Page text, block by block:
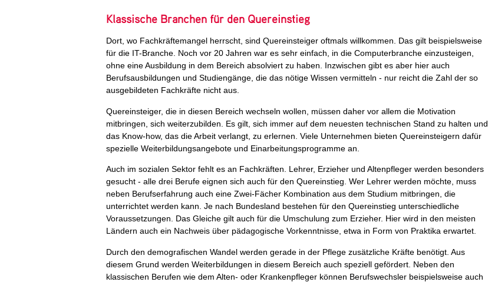
Klassische Branchen für den Quereinstieg
Dort, wo Fachkräftemangel herrscht, sind Quereinsteiger oftmals willkommen. Das gilt beispielsweise
für die IT-Branche. Noch vor 20 Jahren war es sehr einfach, in die Computerbranche einzusteigen,
ohne eine Ausbildung in dem Bereich absolviert zu haben. Inzwischen gibt es aber hier auch
Berufsausbildungen und Studiengänge, die das nötige Wissen vermitteln - nur reicht die Zahl der so
ausgebildeten Fachkräfte nicht aus.
Quereinsteiger, die in diesen Bereich wechseln wollen, müssen daher vor allem die Motivation
mitbringen, sich weiterzubilden. Es gilt, sich immer auf dem neuesten technischen Stand zu halten und
das Know-how, das die Arbeit verlangt, zu erlernen. Viele Unternehmen bieten Quereinsteigern dafür
spezielle Weiterbildungsangebote und Einarbeitungsprogramme an.
Auch im sozialen Sektor fehlt es an Fachkräften. Lehrer, Erzieher und Altenpfleger werden besonders
gesucht - alle drei Berufe eignen sich auch für den Quereinstieg. Wer Lehrer werden möchte, muss
neben Berufserfahrung auch eine Zwei-Fächer Kombination aus dem Studium mitbringen, die
unterrichtet werden kann. Je nach Bundesland bestehen für den Quereinstieg unterschiedliche
Voraussetzungen. Das Gleiche gilt auch für die Umschulung zum Erzieher. Hier wird in den meisten
Ländern auch ein Nachweis über pädagogische Vorkenntnisse, etwa in Form von Praktika erwartet.
Durch den demografischen Wandel werden gerade in der Pflege zusätzliche Kräfte benötigt. Aus
diesem Grund werden Weiterbildungen in diesem Bereich auch speziell gefördert. Neben den
klassischen Berufen wie dem Alten- oder Krankenpfleger können Berufswechsler beispielsweise auch